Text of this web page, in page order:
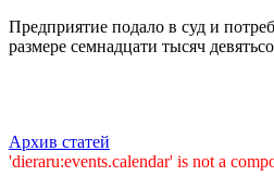
Предприятие подало в суд и
размере семнадцати тысяч
Архив статей
'dieraru:events.calendar' is not a